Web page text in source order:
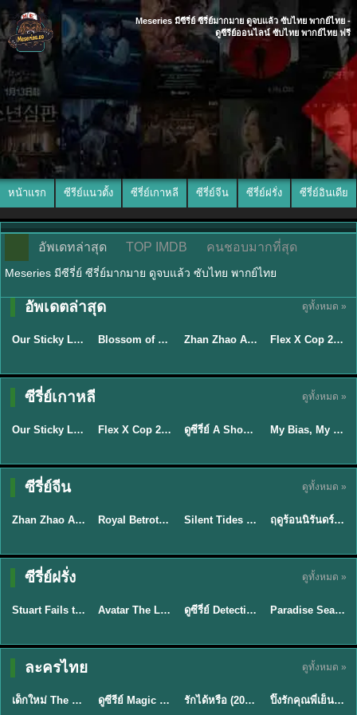
Meseries มีซีรี่ย์ ซีรี่ย์มากมาย ดูจบแล้ว ซับไทย พากย์ไทย -
ดูซีรีย์ออนไลน์ ซับไทย พากย์ไทย ฟรี
หน้าแรก ซีรีย์แนวตั้ง ซีรี่ย์เกาหลี ซีรี่ย์จีน ซีรี่ย์ฝรั่ง ซีรี่ย์อินเดีย
อัพเดทล่าสุด TOP IMDB คนชอบมากที่สุด
Meseries มีซีรี่ย์ ซีรี่ย์มากมาย ดูจบแล้ว ซับไทย พากย์ไทย
อัพเดตล่าสุด ดูทั้งหมด »
★6
ซับไทย
Our Sticky Love รักติดหนึบ (2026) พากย์ไทย ซับไทย EP.1-12 Blossom of Power (2026) บุหงาซ่อนคม พากย์ไทย ซับไทย EP1-36 ★5 Zhan Zhao Adventures จั่นเจาตะลุยยุทธภพ (2026) พากย์ไทย ซับไทย EP.1-37 (จบ) ★8
ซับไทย
Flex X Cop 2 คุณชายสายสืบ ซีซั่น 2 (2026) พากย์ไทย ซับไทย EP.1-14
ซีรี่ย์เกาหลี ดูทั้งหมด »
★6
ซับไทย
Our Sticky Love รักติดหนึบ (2026) พากย์ไทย ซับไทย EP.1-12 ★8 Flex X Cop 2 คุณชายสายสืบ ซีซั่น 2 (2026) พากย์ไทย ซับไทย EP.1-14 ★8 EP.16ดูซีรี่ย์ A Shop for Killers 2 ร้านลับนักฆ่า ซีซัน 2 (2026) ซับไทย-พากย์ไทย
ซับไทย
My Bias, My Boss เมื่อเมนฉันเป็นประธานบริษัท (2026) พากย์ไทย ซับไทย EP.1-12
ซีรี่ย์จีน ดูทั้งหมด »
★5
พากย์ไทย
Zhan Zhao Adventures จั่นเจาตะลุยยุทธภพ (2026) พากย์ไทย ซับไทย EP.1-37 (จบ) ★9 Royal Betrothal (2026) สัญญาวิวาห์แห่งราชวงศ์ พากย์ไทย ซับไทย EP1-32 ★9.5 Silent Tides คลื่นลมลวง (2025) พากย์ไทย ซับไทย EP.1-31 ★8.8
พากย์ไทย
ฤดูร้อนนิรันดร์ (2026) Never-Ending Summer พากย์ไทย EP.1-29
ซีรี่ย์ฝรั่ง ดูทั้งหมด »
★9.3
พากย์ไทย
Stuart Fails to Save the Universe สจ๊วตล่มแผนกู้จักรวาล (2026) พากย์ไทย ซับไทย EP.1-10 ★7.8 EP.7Avatar The Last Airbender 2 เณรน้อยเจ้าอภินิหาร พากย์ไทย EP.9ดูซีรี่ย์ Detective Hole (2026) พากย์ไทย HD ฟรี อัปเดตล่าสุด Netflix EP.8
พากย์ไทย
Paradise Season 2 (2026) พากย์ไทย EP1-8 ดูซีรี่ย์ฝรั่ง HD ครบทุกตอน
ละครไทย ดูทั้งหมด »
★ 8 EP.6
พากย์ไทย
เด็กใหม่ The Reset 2026 EP1-6 พากย์ไทย ดูซีรี่ย์ Netflix ล่าสุด HD ดูซีรีย์ Magic Move (2026) ทำนายทายรัก Thai EP.1-10 HD รักได้หรือ (2026) YOUNG Let's Begin Again พากย์ไทย EP.1-19 ★8
พากย์ไทย
ปิ๊งรักคุณพี่เย็นชา (2026) Frozen Valentine EP.1-10 (จบ)